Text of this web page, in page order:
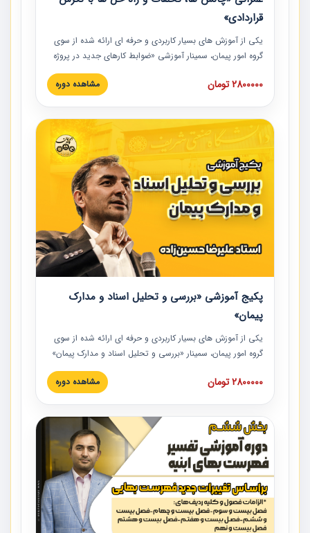
قراردادی»
یکی از آموزش‏‏‏‏‏‏ های بسیار کاربردی و حرفه‏ ای ارائه شده از سوی
گروه امور پیمان، سمینار آموزشی «ضوابط کارهای جدید در پروژه
های عمرانی» چالش ها، تخلفات و راه حل ها با نگرش قراردادی
است که در محل سندیکای شرکت های ساختمانی کشور ارائه شد.
مدارک پیمان به همراه تجربیات عملی ارائه شده است.
2800000 تومان مشاهده دوره
پکیج آموزشی «بررسی و تحلیل اسناد و مدارک
پیمان»
یکی از آموزش‏‏‏‏‏‏ های بسیار کاربردی و حرفه‏ ای ارائه شده از سوی
گروه امور پیمان، سمینار «بررسی و تحلیل اسناد و مدارک پیمان»
است که در دانشگاه صنعتی شریف ارائه شد. در این آموزش
نکات کلیدی مربوط به اسناد و مدارک پیمان، اولویت بندی اسناد
پیمان به همراه تجربیات عملی در این خصوص ارائه شده است.
2800000 تومان مشاهده دوره